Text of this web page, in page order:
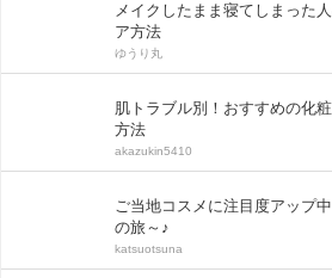
メイクしたまま寝てしまった
ア方法
ゆうり丸
肌トラブル別！おすすめの化
方法
akazukin5410
ご当地コスメに注目度アップ
の旅～♪
katsuotsuna